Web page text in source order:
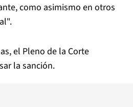
como asimismo en otros
el Pleno de la Corte
la sanción.